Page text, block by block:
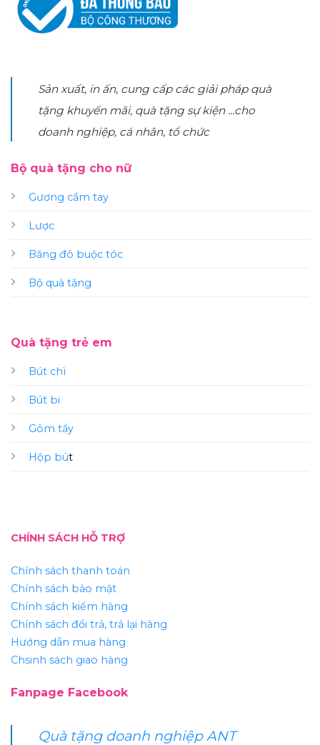
Sản xuất, in ấn, cung cấp các giải pháp quà
tặng khuyến mãi, quà tặng sự kiện ...cho
doanh nghiệp, cá nhân, tổ chức
Bộ quà tặng cho nữ
Gương cầm tay
Lược
Băng đô buộc tóc
Bộ quà tặng
Quà tặng trẻ em
Bút chì
Bút bi
Gôm tẩy
Hộp bút
CHÍNH SÁCH HỖ TRỢ
Chính sách thanh toán
Chính sách bảo mật
Chính sách kiểm hàng
Chính sách đổi trả, trả lại hàng
Hướng dẫn mua hàng
Chsinh sách giao hàng
Fanpage Facebook
Quà tặng doanh nghiệp ANT